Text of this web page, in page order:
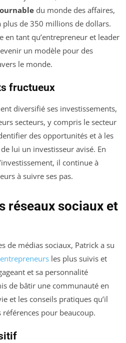
du monde des affaires,
plus de 350 millions de dollars.
en tant qu’entrepreneur et leader
un modèle pour des
le monde.
fructueux
diversifié ses investissements,
secteurs, y compris le secteur
des opportunités et à les
lui un investisseur avisé. En
il continue à
à suivre ses pas.
réseaux sociaux et
de médias sociaux, Patrick a su
entrepreneurs les plus suivis et
et sa personnalité
de bâtir une communauté en
et les conseils pratiques qu’il
pour beaucoup.